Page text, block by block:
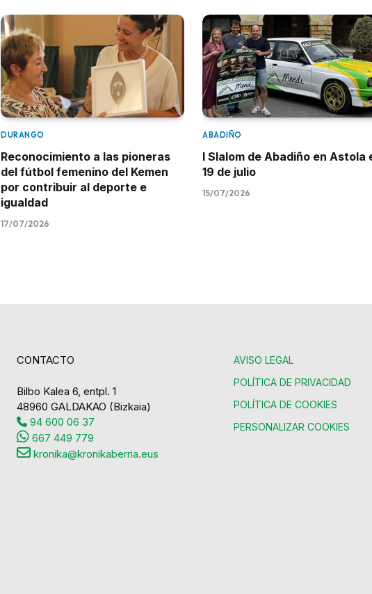
DURANGO
Reconocimiento a las pioneras
del fútbol femenino del Kemen
por contribuir al deporte e
igualdad
17/07/2026
ABADIÑO
I Slalom de Abadiño en Astola
19 de julio
15/07/2026
CONTACTO
Bilbo Kalea 6, entpl. 1
48960 GALDAKAO (Bizkaia)
94 600 06 37
667 449 779
kronika@kronikaberria.eus
AVISO LEGAL
POLÍTICA DE PRIVACIDAD
POLÍTICA DE COOKIES
PERSONALIZAR COOKIES